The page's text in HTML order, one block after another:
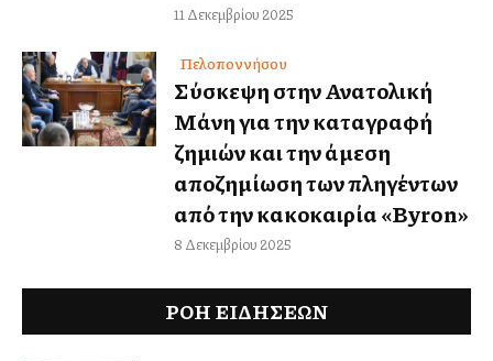
11 Δεκεμβρίου 2025
Πελοποννήσου
Σύσκεψη στην Ανατολική
Μάνη για την καταγραφή
ζημιών και την άμεση
αποζημίωση των πληγέντων
από την κακοκαιρία «Byron»
8 Δεκεμβρίου 2025
ΡΟΗ ΕΙΔΉΣΕΩΝ